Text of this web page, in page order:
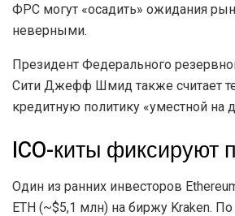
ФРС могут «осадить» ожидания
неверными.
Президент Федерального
Сити Джефф Шмид также считает
кредитную политику «уместной на
ICO-киты фиксируют
Один из ранних инвесторов
ETH (~$5,1 млн) на биржу Kraken.